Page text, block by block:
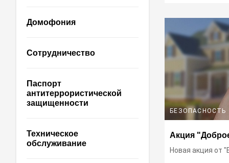
БЕЗОПАСНОСТЬ
Акция
Новая акция от
Домофония
Сотрудничество
Паспорт
антитеррористической
защищенности
Техническое
обслуживание